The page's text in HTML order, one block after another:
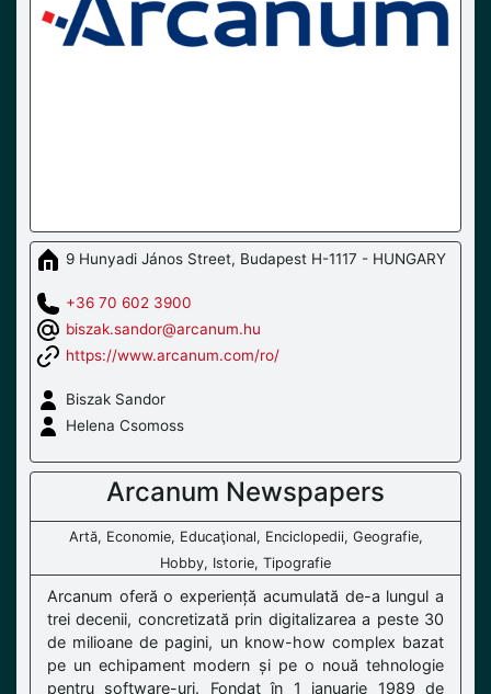
9 Hunyadi János Street, Budapest H-1117 - HUNGARY
+36 70 602 3900
biszak.sandor@arcanum.hu
https://www.arcanum.com/ro/
Biszak Sandor
Helena Csomoss
Arcanum Newspapers
Artă, Economie, Educaţional, Enciclopedii, Geografie,
Hobby, Istorie, Tipografie
Arcanum oferă o experiență acumulată de-a lungul a
trei decenii, concretizată prin digitalizarea a peste 30
de milioane de pagini, un know-how complex bazat
pe un echipament modern și pe o nouă tehnologie
pentru software-uri. Fondat în 1 ianuarie 1989 de